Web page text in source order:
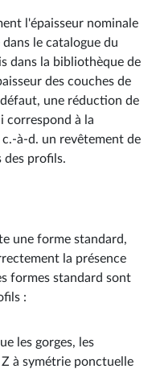
l'épaisseur nominale
le catalogue du
dans la bibliothèque de
des couches de
une réduction de
correspond à la
à-d. un revêtement de
des profils.
une forme standard,
la présence
formes standard sont
:
les gorges, les
à symétrie ponctuelle